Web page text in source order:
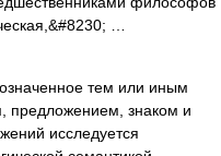
…
тем или иным
предложением, знаком и
исследуется